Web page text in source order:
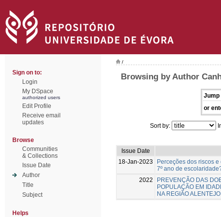
Sign on to:
Login
My DSpace
authorized users
Edit Profile
Receive email
updates
Browse
Communities
& Collections
Issue Date
Author
Title
Subject
Helps
/
Browsing by Author
Jump
or
Sort by:
Issue Date
18-Jan-2023
Perceções dos riscos
7º ano de
2022
PREVENÇÃO DAS
POPULAÇÃO EM
NA REGIÃO ALENTEJO